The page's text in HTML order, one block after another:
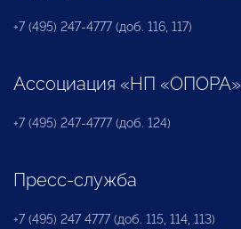
+7 (495) 247-4777 (доб. 116, 117)
Ассоциация «НП «ОПОРА»
+7 (495) 247-4777 (доб. 124)
Пресс-служба
+7 (495) 247 4777 (доб. 115, 114, 113)